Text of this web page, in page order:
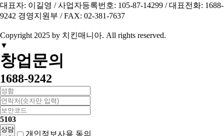
대표자: 이길영 / 사업자등록번호: 105-87-14299 / 대표전화: 1688-
9242 경영지원부 / FAX: 02-381-7637
Copyright 2025 by 치킨매니아. All rights reserved.
▼
창업문의
1688-9242
5103
상담
개인정보사용 동의